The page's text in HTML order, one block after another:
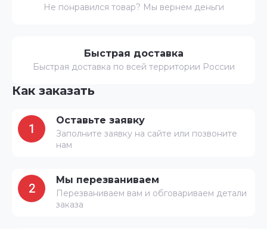
Не понравился товар? Мы вернем деньги
Быстрая доставка
Быстрая доставка по всей территории России
Как заказать
1
Оставьте заявку
Заполните заявку на сайте или позвоните
нам
2
Мы перезваниваем
Перезваниваем вам и обговариваем детали
заказа